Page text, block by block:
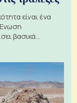
είναι ένα
βασικά